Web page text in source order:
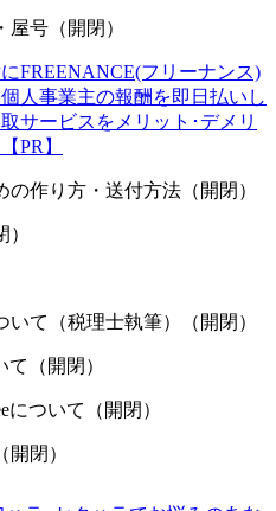
号（開閉）
FREENANCE(フリーナンス)
人事業主の報酬を即日払いし
サービスをメリット･デメリ
PR】
作り方・送付方法（開閉）
て（税理士執筆）（開閉）
（開閉）
について（開閉）
閉）